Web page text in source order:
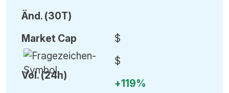
Änd. (30T)
Market Cap
Vol.(24h)
$
$
+119%